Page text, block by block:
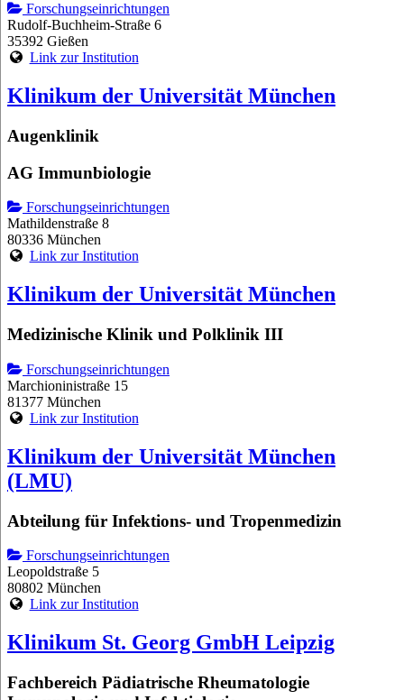
Forschungseinrichtungen
Rudolf-Buchheim-Straße 6
35392 Gießen
Link zur Institution
Klinikum der Universität München
Augenklinik
AG Immunbiologie
Forschungseinrichtungen
Mathildenstraße 8
80336 München
Link zur Institution
Klinikum der Universität München
Medizinische Klinik und Polklinik III
Forschungseinrichtungen
Marchioninistraße 15
81377 München
Link zur Institution
Klinikum der Universität München
(LMU)
Abteilung für Infektions- und Tropenmedizin
Forschungseinrichtungen
Leopoldstraße 5
80802 München
Link zur Institution
Klinikum St. Georg GmbH Leipzig
Fachbereich Pädiatrische Rheumatologie